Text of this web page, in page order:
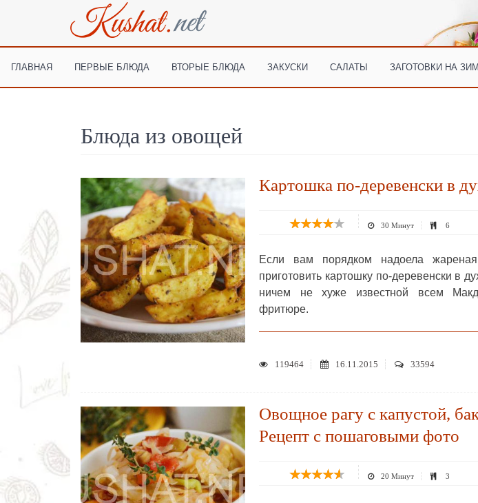
ГЛАВНАЯ ПЕРВЫЕ БЛЮДА ВТОРЫЕ БЛЮДА ЗАКУСКИ САЛАТЫ ЗАГОТОВКИ НА
Блюда из овощей
Картошка по-деревенски в
30 Минут 6
Если вам порядком надоела
приготовить картошку по-деревенски в
ничем не хуже известной всем
фритюре.
119464 16.11.2015 33594
Овощное рагу с капустой,
Рецепт с пошаговыми фото
20 Минут 3